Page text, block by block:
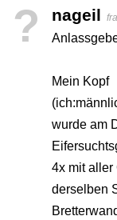
? nageil
Mein Kopf
wurde am
4x mit aller
derselben